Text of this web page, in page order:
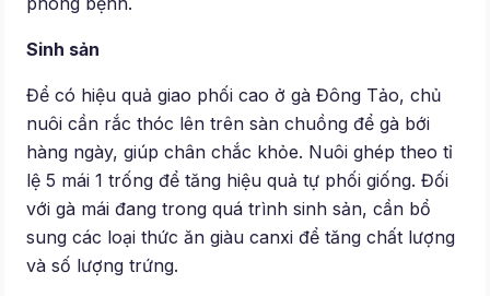
Sinh sản
Để có hiệu quả giao phối cao ở gà Đông Tảo, chủ
nuôi cần rắc thóc lên trên sàn chuồng để gà bới
hàng ngày, giúp chân chắc khỏe. Nuôi ghép theo tỉ
lệ 5 mái 1 trống để tăng hiệu quả tự phối giống. Đối
với gà mái đang trong quá trình sinh sản, cần bổ
sung các loại thức ăn giàu canxi để tăng chất lượng
và số lượng trứng.